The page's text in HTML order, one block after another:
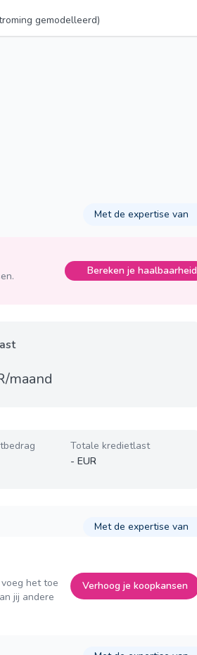
gemodelleerd)
Met de expertise van
Bereken je haalbaarheid
maand
Totale kredietlast
- EUR
Met de expertise van
voeg het toe
jij andere
Verhoog je koopkansen